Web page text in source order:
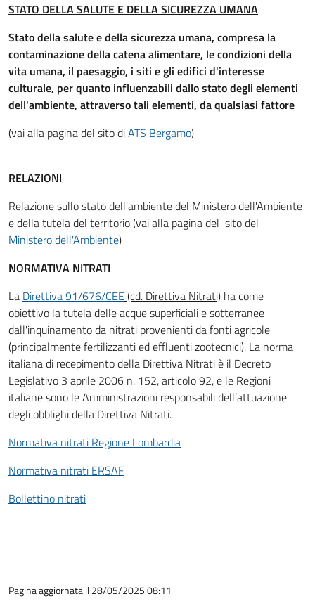
STATO DELLA SALUTE E DELLA SICUREZZA UMANA
Stato della salute e della sicurezza umana, compresa la
contaminazione della catena alimentare, le condizioni della
vita umana, il paesaggio, i siti e gli edifici d'interesse
culturale, per quanto influenzabili dallo stato degli elementi
dell'ambiente, attraverso tali elementi, da qualsiasi fattore
(vai alla pagina del sito diATS Bergamo)
RELAZIONI
Relazione sullo stato dell'ambiente del Ministero dell'Ambiente
e della tutela del territorio (vai alla pagina del sito del
Ministero dell'Ambiente)
NORMATIVA NITRATI
La Direttiva 91/676/CEE (cd. Direttiva Nitrati) ha come
obiettivo la tutela delle acque superficiali e sotterranee
dall'inquinamento da nitrati provenienti da fonti agricole
(principalmente fertilizzanti ed effluenti zootecnici). La norma
italiana di recepimento della Direttiva Nitrati è il Decreto
Legislativo 3 aprile 2006 n. 152, articolo 92, e le Regioni
italiane sono le Amministrazioni responsabili dell’attuazione
degli obblighi della Direttiva Nitrati.
Normativa nitrati Regione Lombardia
Normativa nitrati ERSAF
Bollettino nitrati
Pagina aggiornata il 28/05/2025 08:11